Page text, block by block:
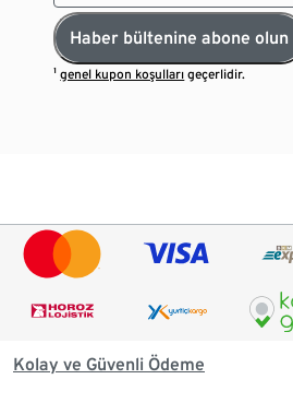
Haber bültenine abone olun
¹genel kupon koşulları geçerlidir.
Kolay ve Güvenli Ödeme